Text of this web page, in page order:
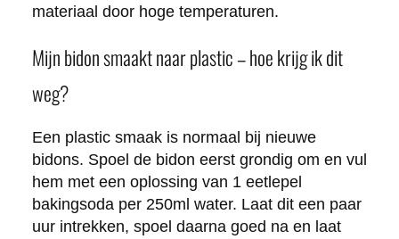
materiaal door hoge temperaturen.
Mijn bidon smaakt naar plastic – hoe krijg ik dit
weg?
Een plastic smaak is normaal bij nieuwe
bidons. Spoel de bidon eerst grondig om en vul
hem met een oplossing van 1 eetlepel
bakingsoda per 250ml water. Laat dit een paar
uur intrekken, spoel daarna goed na en laat